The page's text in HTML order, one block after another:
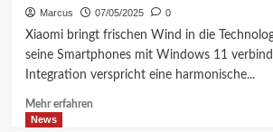
Kein
Pro-
Modell
für
Indien
Marcus 07/05/2025 0
Xiaomi bringt frischen Wind in die
seine Smartphones mit Windows 11
Integration verspricht eine harmonische...
Mehr erfahrenMehr
News